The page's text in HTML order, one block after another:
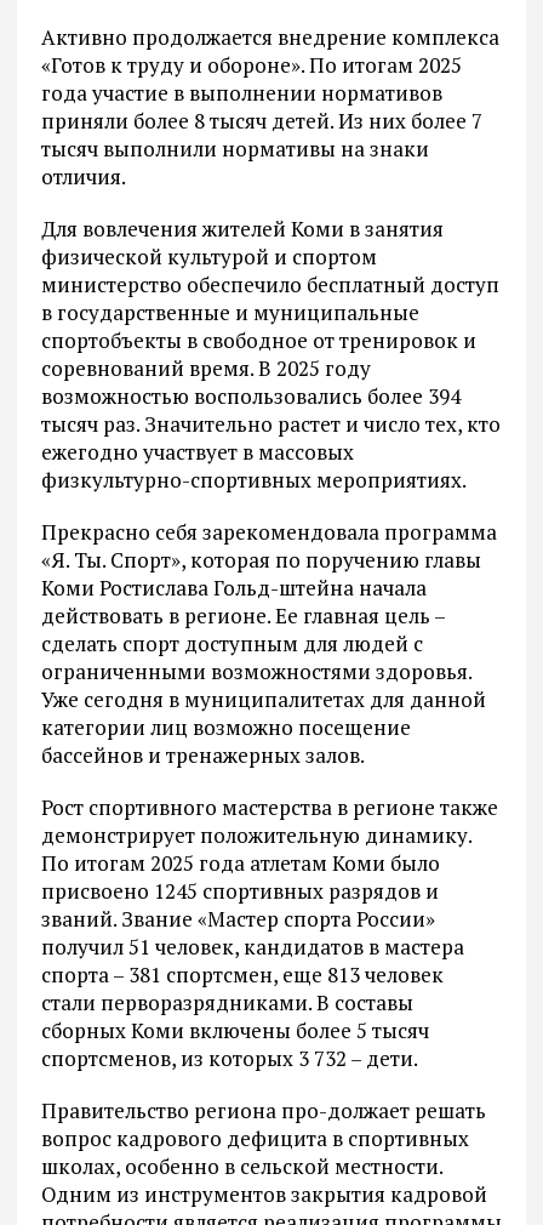
Активно продолжается внедрение комплекса
«Готов к труду и обороне». По итогам 2025
года участие в выполнении нормативов
приняли более 8 тысяч детей. Из них более 7
тысяч выполнили нормативы на знаки
отличия.
Для вовлечения жителей Коми в занятия
физической культурой и спортом
министерство обеспечило бесплатный доступ
в государственные и муниципальные
спортобъекты в свободное от тренировок и
соревнований время. В 2025 году
возможностью воспользовались более 394
тысяч раз. Значительно растет и число тех, кто
ежегодно участвует в массовых
физкультурно-спортивных мероприятиях.
Прекрасно себя зарекомендовала программа
«Я. Ты. Спорт», которая по поручению главы
Коми Ростислава Гольд-штейна начала
действовать в регионе. Ее главная цель –
сделать спорт доступным для людей с
ограниченными возможностями здоровья.
Уже сегодня в муниципалитетах для данной
категории лиц возможно посещение
бассейнов и тренажерных залов.
Рост спортивного мастерства в регионе также
демонстрирует положительную динамику.
По итогам 2025 года атлетам Коми было
присвоено 1245 спортивных разрядов и
званий. Звание «Мастер спорта России»
получил 51 человек, кандидатов в мастера
спорта – 381 спортсмен, еще 813 человек
стали перворазрядниками. В составы
сборных Коми включены более 5 тысяч
спортсменов, из которых 3 732 – дети.
Правительство региона про-должает решать
вопрос кадрового дефицита в спортивных
школах, особенно в сельской местности.
Одним из инструментов закрытия кадровой